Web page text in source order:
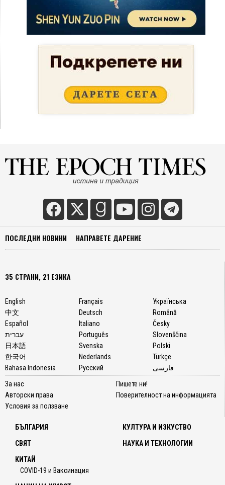
ПОСЛЕДНИ НОВИНИ НАПРАВЕТЕ ДАРЕНИЕ
35 СТРАНИ, 21 ЕЗИКА
English
中文
Español
עברית
日本語
한국어
Bahasa Indonesia
Français
Deutsch
Italiano
Português
Svenska
Nederlands
Русский
Українська
Română
Česky
Slovenščina
Polski
Türkçe
فارسی
За нас
Авторски права
Условия за ползване
Пишете ни!
Поверителност на информацията
БЪЛГАРИЯ
СВЯТ
КИТАЙ
COVID-19 и Ваксинация
КУЛТУРА И ИЗКУСТВО
НАУКА И ТЕХНОЛОГИИ